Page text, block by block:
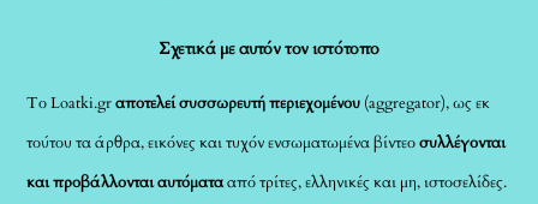
Σχετικά με αυτόν τον ιστότοπο
Το Loatki.grαποτελεί συσσωρευτή περιεχομένου (aggregator), ως εκ
τούτου τα άρθρα, εικόνες και τυχόν ενσωματωμένα βίντεοσυλλέγονται
και προβάλλονται αυτόματααπό τρίτες, ελληνικές και μη, ιστοσελίδες.